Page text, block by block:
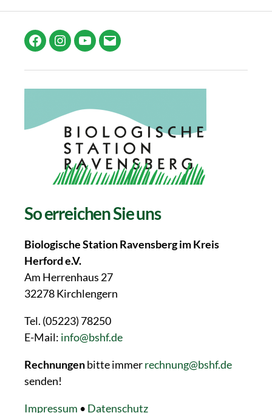
FacebookInstagram
YouTube
E-
So erreichen Sie uns
Biologische Station Ravensberg im Kreis
Herford e.V.
Am Herrenhaus 27
32278 Kirchlengern
Tel. (05223) 78250
E-Mail: info@bshf.de
Rechnungenbitte immerrechnung@bshf.de
senden!
Impressum • Datenschutz